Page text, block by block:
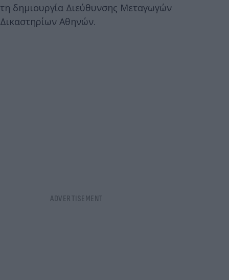
τη δημιουργία Διεύθυνσης Μεταγωγών
Δικαστηρίων Αθηνών.